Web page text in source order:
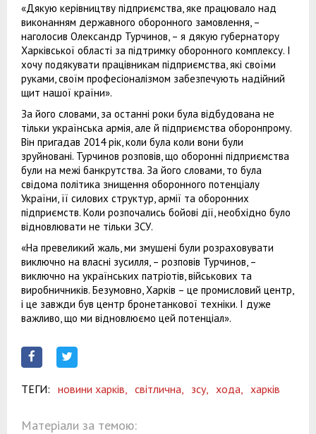
«Дякую керівництву підприємства, яке працювало над
виконанням державного оборонного замовлення, –
наголосив Олександр Турчинов, – я дякую губернатору
Харківської області за підтримку оборонного комплексу. І
хочу подякувати працівникам підприємства, які своїми
руками, своїм професіоналізмом забезпечують надійний
щит нашої країни».
За його словами, за останні роки була відбудована не
тільки українська армія, але й підприємства оборонпрому.
Він пригадав 2014 рік, коли була коли вони були
зруйновані. Турчинов розповів, що оборонні підприємства
були на межі банкрутства. За його словами, то була
свідома політика знищення оборонного потенціалу
України, її силових структур, армії та оборонних
підприємств. Коли розпочались бойові дії, необхідно було
відновлювати не тільки ЗСУ.
«На превеликий жаль, ми змушені були розраховувати
виключно на власні зусилля, – розповів Турчинов, –
виключно на українських патріотів, військових та
виробничників. Безумовно, Харків – це промисловий центр,
і це завжди був центр бронетанкової техніки. І дуже
важливо, що ми відновлюємо цей потенціал».
ТЕГИ: новини харків, світлична, зсу, хода, харків
Матеріали за темою: